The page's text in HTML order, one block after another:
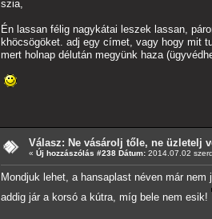
szia,
Én lassan félig nagykátai leszek lassan,
khöcsögöket. adj egy címet, vagy hogy mit
mert holnap délután megyünk haza
Válasz: Ne vásárolj tőle, ne üzletelj
« Új hozzászólás #238 Dátum: 2014.07.02
Mondjuk lehet, a hansaplast néven már
addig jár a korsó a kútra, míg bele nem esik!